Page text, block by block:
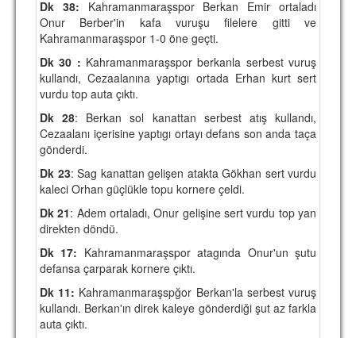
Dk 38: Kahramanmaraşspor Berkan Emir ortaladı
Onur Berber'in kafa vuruşu filelere gitti ve
Kahramanmaraşspor 1-0 öne geçti.
Dk 30 : Kahramanmaraşspor berkanla serbest vuruş
kullandı, Cezaalanına yaptıgı ortada Erhan kurt sert
vurdu top auta çıktı.
Dk 28: Berkan sol kanattan serbest atış kullandı,
Cezaalanı içerisine yaptıgı ortayı defans son anda taça
gönderdi.
Dk 23: Sag kanattan gelişen atakta Gökhan sert vurdu
kaleci Orhan güçlükle topu kornere çeldi.
Dk 21: Adem ortaladı, Onur gelişine sert vurdu top yan
direkten döndü.
Dk 17: Kahramanmaraşspor atagında Onur'un şutu
defansa çarparak kornere çıktı.
Dk 11: Kahramanmaraşspğor Berkan'la serbest vuruş
kullandı. Berkan'ın direk kaleye gönderdiği şut az farkla
auta çıktı.